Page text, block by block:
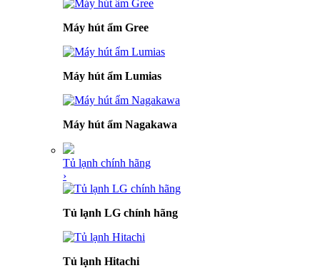
Máy hút ẩm Gree
Máy hút ẩm Lumias
Máy hút ẩm Nagakawa
Tủ lạnh chính hãng
›
Tủ lạnh LG chính hãng
Tủ lạnh Hitachi